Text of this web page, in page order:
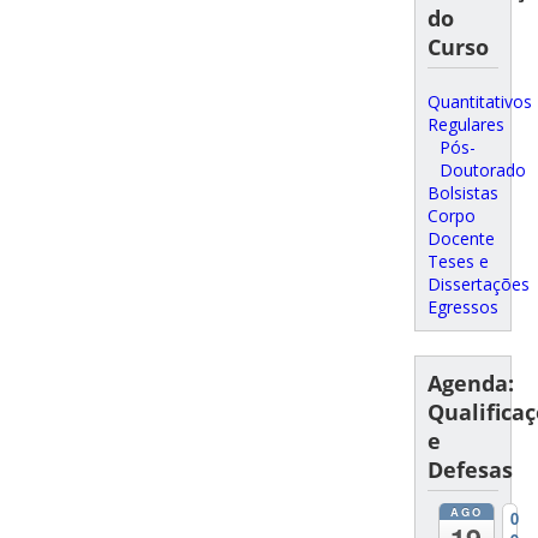
do
Curso
Quantitativos
Regulares
Pós-
Doutorado
Bolsistas
Corpo
Docente
Teses e
Dissertações
Egressos
Agenda:
e
Defesas
AGO
0